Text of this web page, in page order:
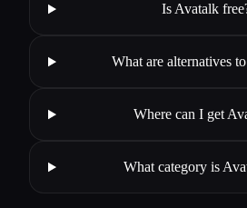
Is Avatalk
What are alternatives
Where can I get
What category is